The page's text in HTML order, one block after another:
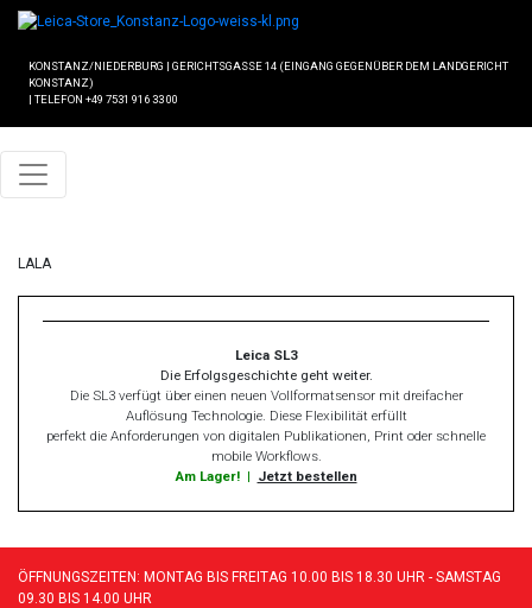
KONSTANZ/NIEDERBURG | GERICHTSGASSE 14 (EINGANG GEGENÜBER DEM LANDGERICHT
KONSTANZ)
| TELEFON +49 7531 916 33 00
LALA
Leica SL3
Die Erfolgsgeschichte geht weiter.
Die SL3 verfügt über einen neuen Vollformatsensor mit dreifacher
Auflösung Technologie. Diese Flexibilität erfüllt
perfekt die Anforderungen von digitalen Publikationen, Print oder schnelle
mobile Workflows.
Am Lager! | Jetzt bestellen
ÖFFNUNGSZEITEN: MONTAG BIS FREITAG 10.00 BIS 18.30 UHR - SAMSTAG
09.30 BIS 14.00 UHR